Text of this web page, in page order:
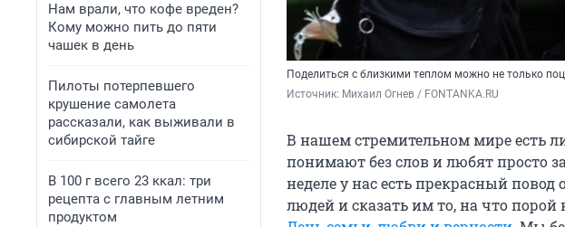
Нам врали, что кофе вреден?
Кому можно пить до пяти
чашек в день
Пилоты потерпевшего
крушение самолета
рассказали, как выживали в
сибирской тайге
В 100 г всего 23 ккал: три
рецепта с главным летним
продуктом
Поделиться с близкими теплом можно не только
Источник: Михаил Огнев / FONTANKA.RU
В нашем стремительном мире есть
понимают без слов и любят просто
неделе у нас есть прекрасный
людей и сказать им то, на что порой